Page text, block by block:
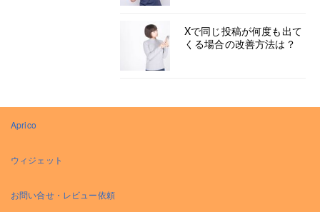
Xで同じ投稿が何度も出て
くる場合の改善方法は？
Aprico
ウィジェット
お問い合せ・レビュー依頼